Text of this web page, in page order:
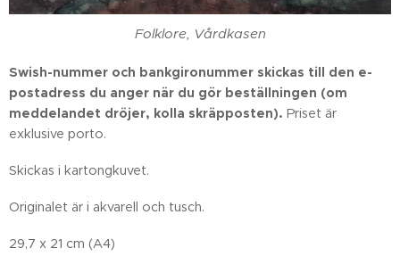
Folklore, Vårdkasen
Swish-nummer och bankgironummer skickas till den e-
postadress du anger när du gör beställningen (om
meddelandet dröjer, kolla skräpposten). Priset är
exklusive porto.
Skickas i kartongkuvet.
Originalet är i akvarell och tusch.
29,7 x 21 cm (A4)